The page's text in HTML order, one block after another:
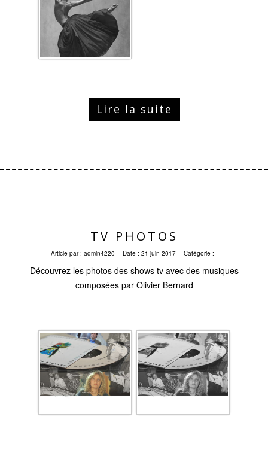
Lire la suite
TV PHOTOS
Article par : admin4220 Date : 21 juin 2017 Catégorie :
Découvrez les photos des shows tv avec des musiques
composées par Olivier Bernard